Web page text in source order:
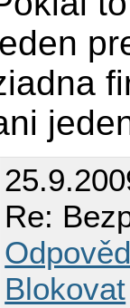
Re:
Blokovat